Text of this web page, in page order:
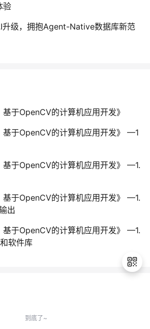
验
升级，拥抱Agent-Native数据库新范
基于OpenCV的计算机应用开发》
于OpenCV的计算机应用开发》 —1
于OpenCV的计算机应用开发》 —1.
于OpenCV的计算机应用开发》 —1.
出
于OpenCV的计算机应用开发》 —1.
软件库
到底了~